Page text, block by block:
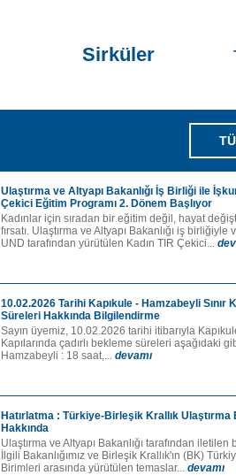
Sirküler
Ulaştırma ve Altyapı Bakanlığı İş Birliği ile
Çekici Eğitim Programı 2. Dönem Başlıyor
Kadınlar için sıradan bir eğitim değil, hayat
fırsatı. Ulaştırma ve Altyapı Bakanlığı iş
UND tarafından yürütülen Kadın TIR Çekici...
10.02.2026 Tarihi Kapıkule - Hamzabeyli Sınır
Süreleri Hakkında Bilgilendirme
Sayın üyemiz, 10.02.2026 tarihi itibarıyla
Kapılarında çadırlı bekleme süreleri aşağıdaki
Hamzabeyli : 18 saat,... devamı
Hatırlatma : Türkiye-Birleşik Krallık Ulaştırma
Hakkında
Ulaştırma ve Altyapı Bakanlığı tarafından
İlgili Bakanlığımız ve Birleşik Krallık'ın (BK)
Birimleri arasında yürütülen temaslar... devamı